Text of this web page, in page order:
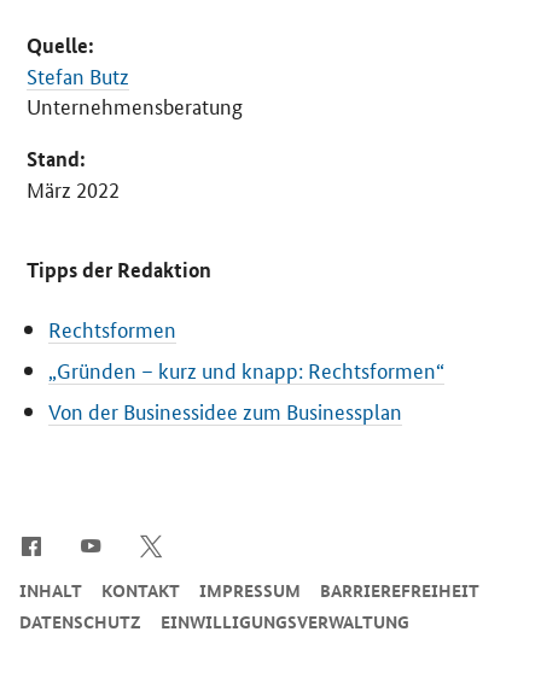
Quelle:
Stefan Butz
Unternehmensberatung
Stand:
März 2022
Tipps der Redaktion
Rechtsformen
„Gründen – kurz und knapp: Rechtsformen“
Von der Businessidee zum Businessplan
INHALT KONTAKT IMPRESSUM
BARRIEREFREIHEIT
DATENSCHUTZ
EINWILLIGUNGSVERWALTUNG